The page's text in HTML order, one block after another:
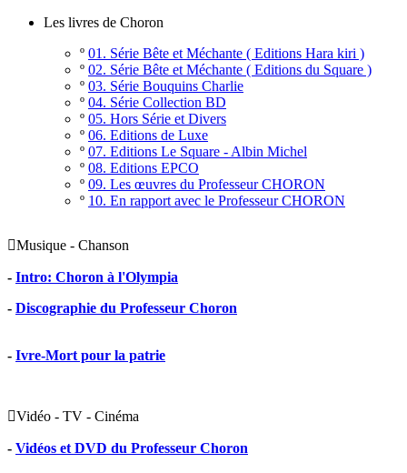
Les livres de Choron
º 01. Série Bête et Méchante ( Editions Hara kiri )
º 02. Série Bête et Méchante ( Editions du Square )
º 03. Série Bouquins Charlie
º 04. Série Collection BD
º 05. Hors Série et Divers
º 06. Editions de Luxe
º 07. Editions Le Square - Albin Michel
º 08. Editions EPCO
º 09. Les œuvres du Professeur CHORON
º 10. En rapport avec le Professeur CHORON
Musique - Chanson
- Intro: Choron à l'Olympia
- Discographie du Professeur Choron
- Ivre-Mort pour la patrie
Vidéo - TV - Cinéma
- Vidéos et DVD du Professeur Choron